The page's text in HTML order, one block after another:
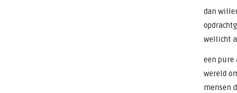
dan
wellicht
een pure
wereld
mensen